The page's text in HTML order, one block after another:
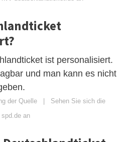
ist personalisiert.
und man kann es nicht
der Quelle | Sehen Sie sich die
an